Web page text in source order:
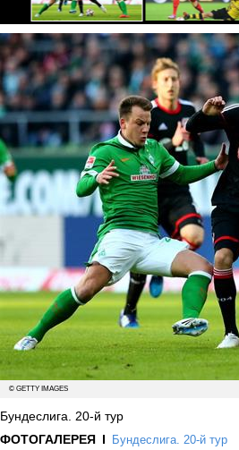
© GETTY IMAGES
Бундеслига. 20-й тур
ФОТОГАЛЕРЕЯ
Бундеслига. 20-й тур